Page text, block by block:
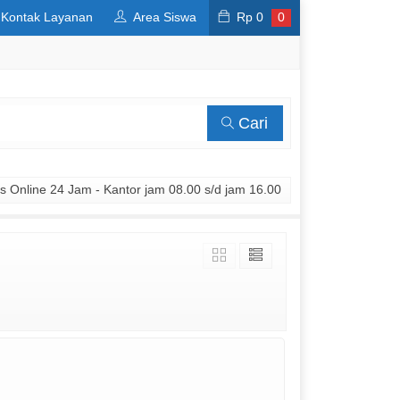
Layanan Area Siswa Rp 0 0
Cari
Online 24 Jam - Kantor jam 08.00 s/d jam 16.00